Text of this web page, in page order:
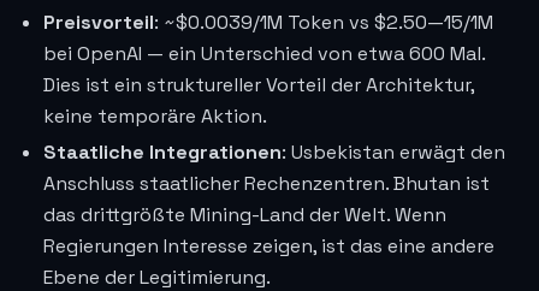
Preisvorteil: ~$0.0039/1M Token vs $2.50—15/1M
bei OpenAI — ein Unterschied von etwa 600 Mal.
Dies ist ein struktureller Vorteil der Architektur,
keine temporäre Aktion.
Staatliche Integrationen: Usbekistan erwägt den
Anschluss staatlicher Rechenzentren. Bhutan ist
das drittgrößte Mining-Land der Welt. Wenn
Regierungen Interesse zeigen, ist das eine andere
Ebene der Legitimierung.